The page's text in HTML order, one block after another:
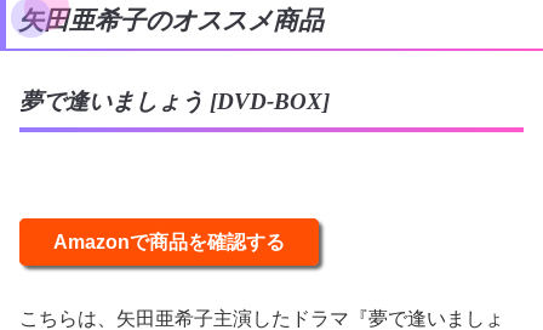
矢田亜希子のオススメ商品
夢で逢いましょう [DVD-BOX]
Amazonで商品を確認する
こちらは、矢田亜希子主演したドラマ『夢で逢いましょ